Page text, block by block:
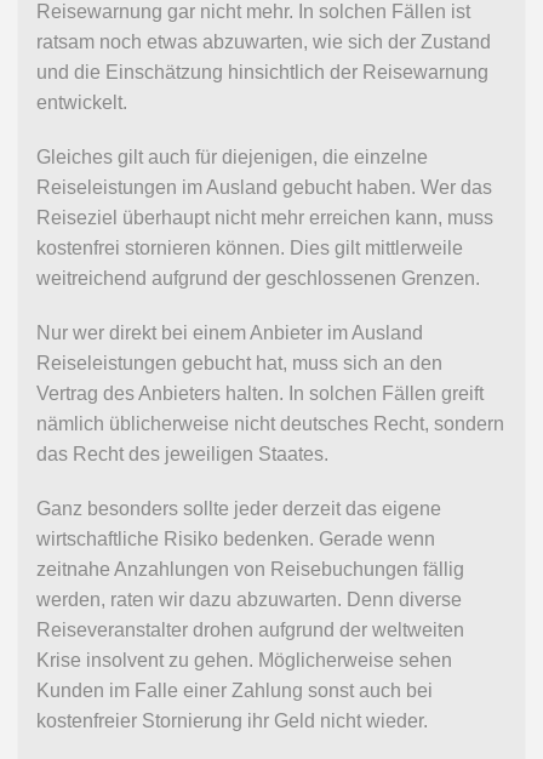
Reisewarnung gar nicht mehr. In solchen Fällen ist
ratsam noch etwas abzuwarten, wie sich der Zustand
und die Einschätzung hinsichtlich der Reisewarnung
entwickelt.
Gleiches gilt auch für diejenigen, die einzelne
Reiseleistungen im Ausland gebucht haben. Wer das
Reiseziel überhaupt nicht mehr erreichen kann, muss
kostenfrei stornieren können. Dies gilt mittlerweile
weitreichend aufgrund der geschlossenen Grenzen.
Nur wer direkt bei einem Anbieter im Ausland
Reiseleistungen gebucht hat, muss sich an den
Vertrag des Anbieters halten. In solchen Fällen greift
nämlich üblicherweise nicht deutsches Recht, sondern
das Recht des jeweiligen Staates.
Ganz besonders sollte jeder derzeit das eigene
wirtschaftliche Risiko bedenken. Gerade wenn
zeitnahe Anzahlungen von Reisebuchungen fällig
werden, raten wir dazu abzuwarten. Denn diverse
Reiseveranstalter drohen aufgrund der weltweiten
Krise insolvent zu gehen. Möglicherweise sehen
Kunden im Falle einer Zahlung sonst auch bei
kostenfreier Stornierung ihr Geld nicht wieder.